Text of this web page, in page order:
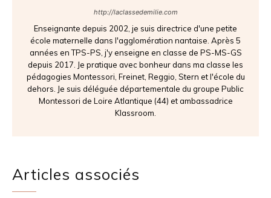
http://laclassedemilie.com
Enseignante depuis 2002, je suis directrice d'une petite
école maternelle dans l'agglomération nantaise. Après 5
années en TPS-PS, j'y enseigne en classe de PS-MS-GS
depuis 2017. Je pratique avec bonheur dans ma classe les
pédagogies Montessori, Freinet, Reggio, Stern et l'école du
dehors. Je suis déléguée départementale du groupe Public
Montessori de Loire Atlantique (44) et ambassadrice
Klassroom.
Articles associés